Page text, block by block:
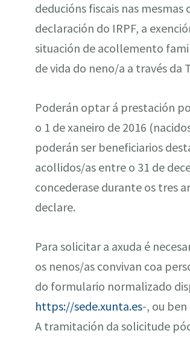
deducións fiscais nas
declaración do IRPF, a
situación de acollemento
de vida do neno/a a través da
Poderán optar á prestación
o 1 de xaneiro de 2016
poderán ser beneficiarios
acollidos/as entre o 31 de
concederase durante os tres
declare.
Para solicitar a axuda é
os nenos/as convivan coa
do formulario normalizado
https://sede.xunta.es-, ou
A tramitación da solicitude